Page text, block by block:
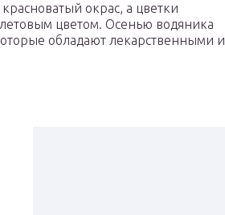
окрас, а цветки
цветом. Осенью водяника
обладают лекарственными и